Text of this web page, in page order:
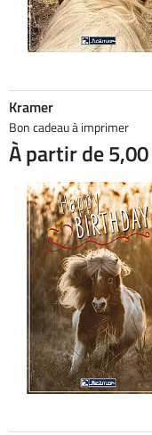
Kramer
Bon cadeau à imprimer
À partir de